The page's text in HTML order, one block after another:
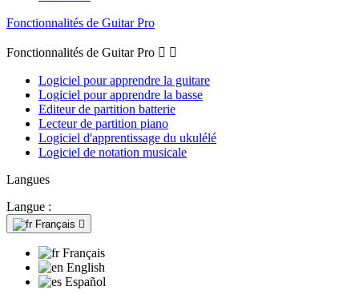
Fonctionnalités de Guitar Pro
Fonctionnalités de Guitar Pro  
Logiciel pour apprendre la guitare
Logiciel pour apprendre la basse
Editeur de partition batterie
Lecteur de partition piano
Logiciel d'apprentissage du ukulélé
Logiciel de notation musicale
Langues
Langue :
Français 
Français
English
Español